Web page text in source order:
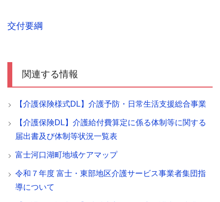
交付要綱
関連する情報
【介護保険様式DL】介護予防・日常生活支援総合事業
【介護保険DL】介護給付費算定に係る体制等に関する
届出書及び体制等状況一覧表
富士河口湖町地域ケアマップ
令和７年度 富士・東部地区介護サービス事業者集団指
導について